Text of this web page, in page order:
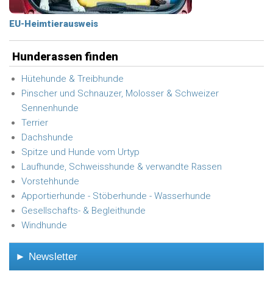
EU-Heimtierausweis
Hunderassen finden
Hütehunde & Treibhunde
Pinscher und Schnauzer, Molosser & Schweizer
Sennenhunde
Terrier
Dachshunde
Spitze und Hunde vom Urtyp
Laufhunde, Schweisshunde & verwandte Rassen
Vorstehhunde
Apportierhunde - Stöberhunde - Wasserhunde
Gesellschafts- & Begleithunde
Windhunde
► Newsletter